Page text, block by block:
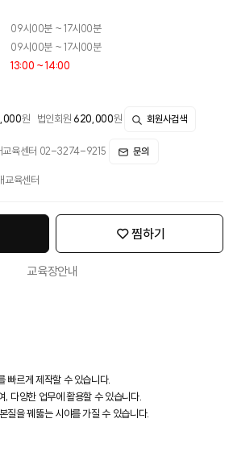
10-14 ~ 2026-10-15
09시00분 ~ 17시00분
09시00분 ~ 17시00분
13:00 ~ 14:00
원 법인회원 620,000원 회원사검색
교육센터 02-3274-9215 문의
교육센터
찜하기
교육장안내
빠르게 제작할 수 있습니다.
, 다양한 업무에 활용할 수 있습니다.
질을 꿰뚫는 시야를 가질 수 있습니다.